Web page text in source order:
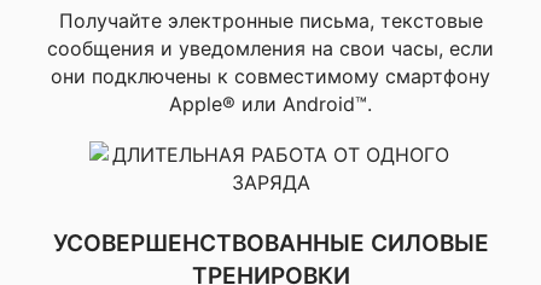
При
▸Восход / закат
Солнца
▸Измерение пульса
на запястье, ▸Пульс в
▸Предупреждение об
аномальной работе
сердца, ▸Частота
возраст, ▸Энергия
тела Body Battery,
Получайте электронные письма, текстовые
сообщения и уведомления на свои часы, если
они подключены к совместимому смартфону
Apple® или Android™.
УСОВЕРШЕНСТВОВАННЫЕ СИЛОВЫЕ
ТРЕНИРОВКИ
советую – вещь!
Анна
Купила мужу, он
очень доволен
цвет Neo Tropic/Twilight